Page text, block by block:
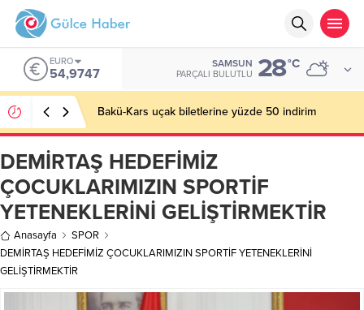
EURO
54,9747
SAMSUN
PARÇALI BULUTLU 28°C
Bakü-Kars uçak biletlerine yüzde 50 indirim
DEMİRTAŞ HEDEFİMİZ
ÇOCUKLARIMIZIN SPORTİF
YETENEKLERİNİ GELİŞTİRMEKTİR
Anasayfa
SPOR
DEMİRTAŞ HEDEFİMİZ ÇOCUKLARIMIZIN SPORTİF YETENEKLERİNİ
GELİŞTİRMEKTİR